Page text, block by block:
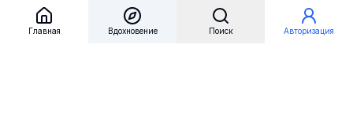
Главная Вдохновение Поиск Авторизация